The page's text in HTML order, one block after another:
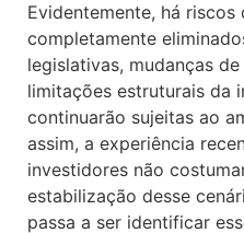
Evidentemente, há
completamente
legislativas, mudanças
limitações estruturais da
continuarão sujeitas ao
assim, a experiência
investidores não
estabilização desse
passa a ser identificar